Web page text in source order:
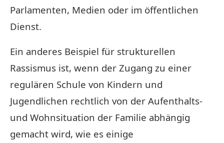
Parlamenten, Medien oder im öffentlichen
Dienst.
Ein anderes Beispiel für strukturellen
Rassismus ist, wenn der Zugang zu einer
regulären Schule von Kindern und
Jugendlichen rechtlich von der Aufenthalts-
und Wohnsituation der Familie abhängig
gemacht wird, wie es einige